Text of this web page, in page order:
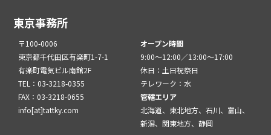
東京事務所
〒100-0006
東京都千代田区有楽町1-7-1
有楽町電気ビル南館2F
TEL：03-3218-0355
FAX：03-3218-0655
info[at]tattky.com
オープン時間
9:00～12:00／13:00～17:00
休日：土日祝祭日
テレワーク：水
管轄エリア
北海道、東北地方、石川、富山、
新潟、関東地方、静岡